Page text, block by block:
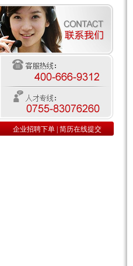
企业招聘下单 简历在线提交